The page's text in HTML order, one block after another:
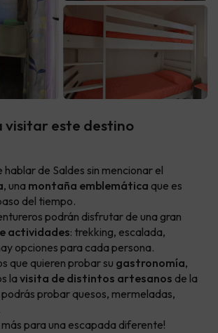
visitar este destino
hablar de Saldes sin mencionar el
, una montaña emblemática que es
del tiempo.
podrán disfrutar de una gran
actividades: trekking, escalada,
opciones para cada persona.
que quieren probar su gastronomía,
la visita de distintos artesanos de la
probar quesos, mermeladas,
más para una escapada diferente!